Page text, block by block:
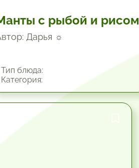
с рыбой и рисом
Дарья ☼
блюда: